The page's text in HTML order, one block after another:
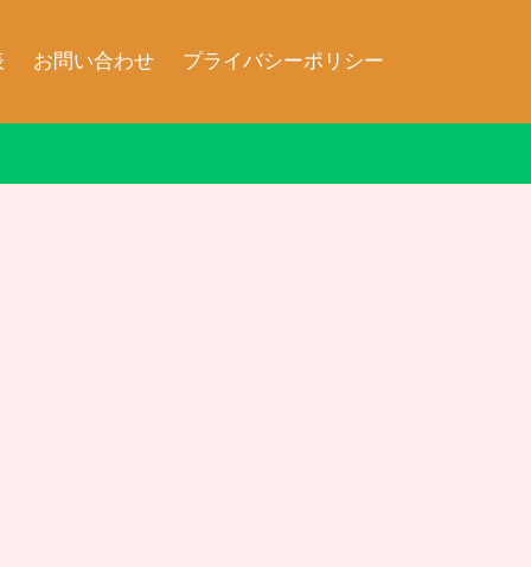
お問い合わせ プライバシーポリシー